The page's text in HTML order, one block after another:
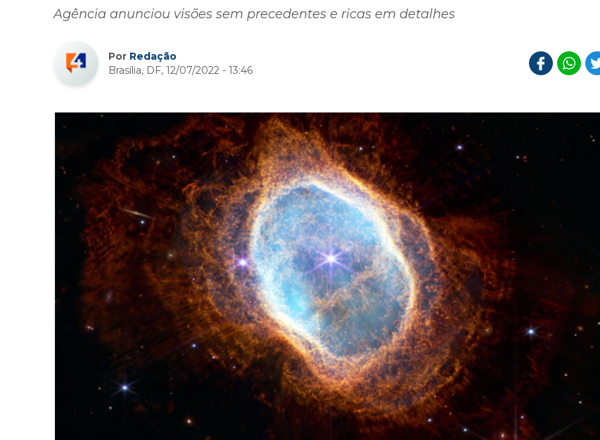
Agência anunciou visões sem precedentes e ricas em detalhes
Por Redação
Brasília, DF, 12/07/2022 - 13:46